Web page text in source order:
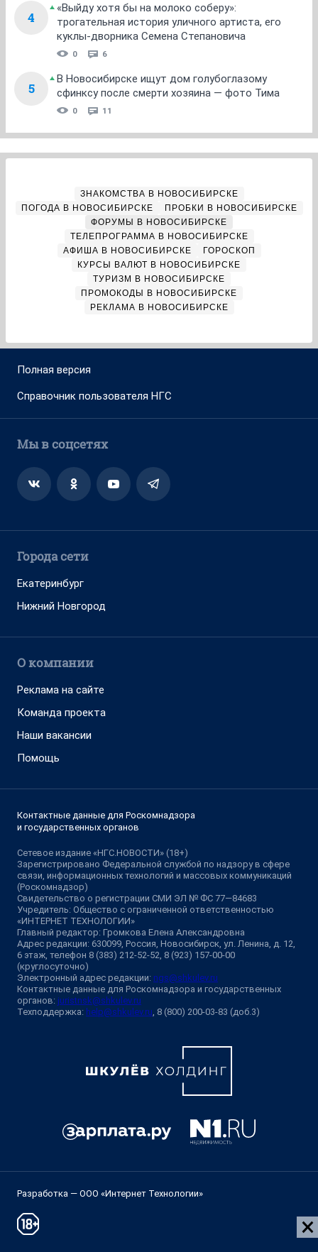
4
«Выйду хотя бы на молоко соберу»:
трогательная история уличного артиста, его
куклы-дворника Семена Степановича
0 6
5
В Новосибирске ищут дом голубоглазому
сфинксу после смерти хозяина — фото Тима
0 11
ЗНАКОМСТВА В НОВОСИБИРСКЕ
ПОГОДА В НОВОСИБИРСКЕ
ПРОБКИ В НОВОСИБИРСКЕ
ФОРУМЫ В НОВОСИБИРСКЕ
ТЕЛЕПРОГРАММА В НОВОСИБИРСКЕ
АФИША В НОВОСИБИРСКЕ
ГОРОСКОП
КУРСЫ ВАЛЮТ В НОВОСИБИРСКЕ
ТУРИЗМ В НОВОСИБИРСКЕ
ПРОМОКОДЫ В НОВОСИБИРСКЕ
РЕКЛАМА В НОВОСИБИРСКЕ
Полная версия
Справочник пользователя НГС
Мы в соцсетях
Города сети
Екатеринбург
Нижний Новгород
О компании
Реклама на сайте
Команда проекта
Наши вакансии
Помощь
Контактные данные для Роскомнадзора
и государственных органов
Сетевое издание «НГС.НОВОСТИ» (18+)
Зарегистрировано Федеральной службой по надзору в сфере
связи, информационных технологий и массовых коммуникаций
(Роскомнадзор)
Свидетельство о регистрации СМИ ЭЛ № ФС 77—84683
Учредитель: Общество с ограниченной ответственностью
«ИНТЕРНЕТ ТЕХНОЛОГИИ»
Главный редактор: Громкова Елена Александровна
Адрес редакции: 630099, Россия, Новосибирск, ул. Ленина, д. 12,
6 этаж, телефон 8 (383) 212-52-52, 8 (923) 157-00-00
(круглосуточно)
Электронный адрес редакции: ngs@shkulev.ru
Контактные данные для Роскомнадзора и государственных
органов: juristnsk@shkulev.ru
Техподдержка: help@shkulev.ru , 8 (800) 200-03-83 (доб.3)
Разработка — ООО «Интернет Технологии»